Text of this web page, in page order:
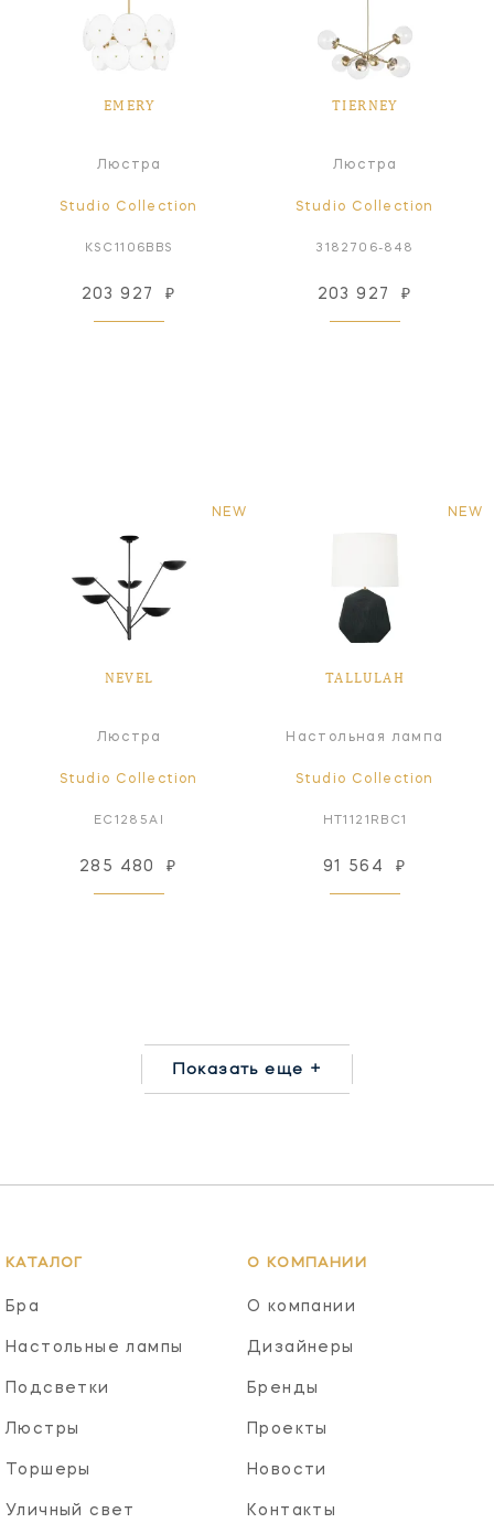
EMERY
Люстра
Studio Collection
KSC1106BBS
203 927 ₽
TIERNEY
Люстра
Studio Collection
3182706-848
203 927 ₽
NEW
NEVEL
Люстра
Studio Collection
EC1285AI
285 480 ₽
NEW
TALLULAH
Настольная лампа
Studio Collection
HT1121RBC1
91 564 ₽
Показать еще +
КАТАЛОГ
Бра
Настольные лампы
Подсветки
Люстры
Торшеры
Уличный свет
О КОМПАНИИ
О компании
Дизайнеры
Бренды
Проекты
Новости
Контакты